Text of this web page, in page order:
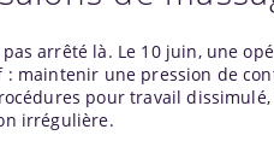
pas arrêté là. Le 10 juin, une
: maintenir une pression de
pour travail
irrégulière.